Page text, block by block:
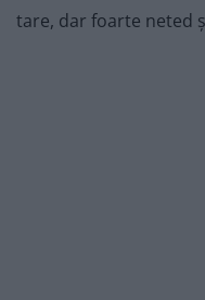
tare, dar foarte neted